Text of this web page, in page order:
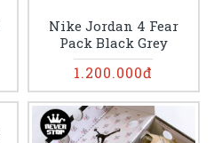
Nike Jordan 4 Fear
Pack Black Grey
1.200.000đ